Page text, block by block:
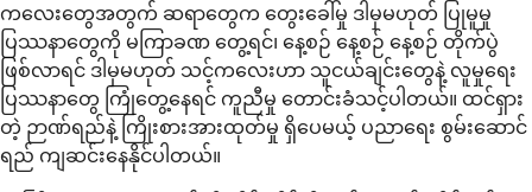
ကလေးတွေအတွက် ဆရာတွေက တွေးခေါ်မှု ဒါမှမဟုတ် ပြုမူမှု
ပြဿနာတွေကို မကြာခဏ တွေ့ရင်၊ နေ့စဉ် နေ့စဉ် နေ့စဉ် တိုက်ပွဲ
ဖြစ်လာရင် ဒါမှမဟုတ် သင့်ကလေးဟာ သူငယ်ချင်းတွေနဲ့ လူမှုရေး
ပြဿနာတွေ ကြုံတွေ့နေရင် ကူညီမှု တောင်းခံသင့်ပါတယ်။ ထင်ရှား
တဲ့ ဉာဏ်ရည်နဲ့ ကြိုးစားအားထုတ်မှု ရှိပေမယ့် ပညာရေး စွမ်းဆောင်
ရည် ကျဆင်းနေနိုင်ပါတယ်။